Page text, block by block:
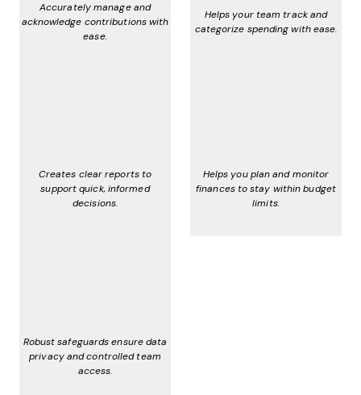
Accurately manage and
acknowledge contributions with
ease.
Helps your team track and
categorize spending with ease.
Creates clear reports to
support quick, informed
decisions.
Helps you plan and monitor
finances to stay within budget
limits.
Robust safeguards ensure data
privacy and controlled team
access.